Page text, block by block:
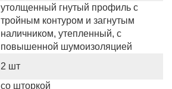
утолщенный гнутый профиль с
тройным контуром и загнутым
наличником, утепленный, с
повышенной шумоизоляцией
2 шт
со шторкой